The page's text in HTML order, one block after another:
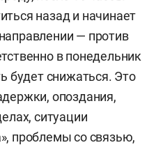
назад и начинает
— против
в понедельник
будет снижаться. Это
опоздания,
ситуации
проблемы со связью,